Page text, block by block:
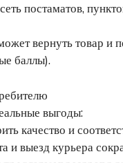
постаматов,
вернуть товар и
баллы).
выгоды:
качество и
и выезд курьера